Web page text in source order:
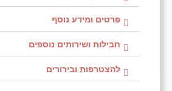
פרטים ומידע נוסף
חבילות ושירותים נוספים
להצטרפות ובירורים